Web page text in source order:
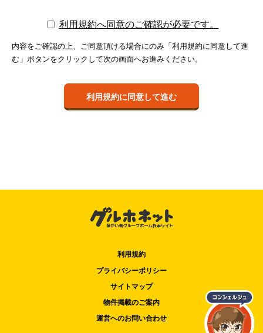
利用規約へ同意のご確認が必要です。
内容をご確認の上、ご同意頂ける場合にのみ「利用規約に同意して進
む」ボタンをクリックして次の画面へお進みください。
利用規約
プライバシーポリシー
サイトマップ
物件掲載のご案内
運営へのお問い合わせ